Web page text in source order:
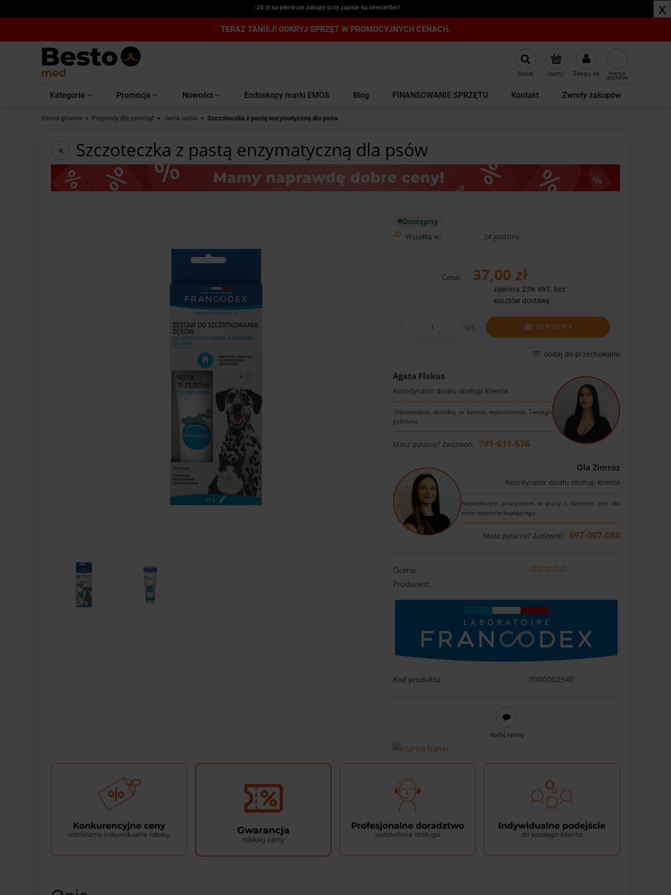
-20 zł na pierwsze zakupy przy zapisie na newsletter! x
TERAZ TANIEJ! ODKRYJ SPRZĘT W PROMOCYJNYCH CENACH.
(pusty) Zaloguj się
Szukaj Wersje
językowe
Kategorie Promocje Nowości Endoskopy marki EMOS Blog FINANSOWANIE SPRZĘTU Kontakt Zwroty zakupów
Strona główna Preparaty dla zwierząt Jama ustna Szczoteczka z pastą enzymatyczną dla psów
Szczoteczka z pastą enzymatyczną dla psów
Dostępny
Wysyłka w: 24 godziny
Cena: 37,00 zł
zawiera 23% VAT, bez
kosztów dostawy
szt. DO KOSZYKA
dodaj do przechowalni
Agata Flakus
Koordynator działu obsługi klienta
Odpowiednio doradzę w kwestii wyposażenia Twojego
gabinetu
Masz pytanie? Zadzwoń: 781-611-576
Ola Zimroz
Koordynator działu obsługi klienta
Największym priorytetem w pracy z klientem jest dla
mnie wsparcie kupującego
Masz pytanie? Zadzwoń: 697-007-088
Ocena:
Producent:
Kod produktu: 0000002540
dodaj opinię